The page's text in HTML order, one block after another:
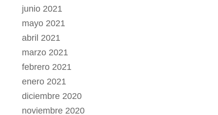
junio 2021
mayo 2021
abril 2021
marzo 2021
febrero 2021
enero 2021
diciembre 2020
noviembre 2020